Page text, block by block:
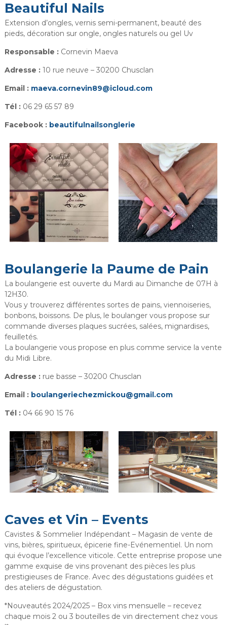
Beautiful Nails
Extension d’ongles, vernis semi-permanent, beauté des
pieds, décoration sur ongle, ongles naturels ou gel Uv
Responsable :Cornevin Maeva
Adresse :10 rue neuve – 30200 Chusclan
Email : maeva.cornevin89@icloud.com
Tél :06 29 65 57 89
Facebook : beautifulnailsonglerie
Boulangerie la Paume de Pain
La boulangerie est ouverte du Mardi au Dimanche de 07H à
12H30.
Vous y trouverez différentes sortes de pains, viennoiseries,
bonbons, boissons. De plus, le boulanger vous propose sur
commande diverses plaques sucrées, salées, mignardises,
feuilletés.
La boulangerie vous propose en plus comme service la vente
du Midi Libre.
Adresse :rue basse – 30200 Chusclan
Email : boulangeriechezmickou@gmail.com
Tél :04 66 90 15 76
Caves et Vin – Events
Cavistes & Sommelier Indépendant – Magasin de vente de
vins, bières, spiritueux, épicerie fine-Evénementiel. Un nom
qui évoque l’excellence viticole. Cette entreprise propose une
gamme exquise de vins provenant des pièces les plus
prestigieuses de France. Avec des dégustations guidées et
des ateliers de dégustation.
*Nouveautés 2024/2025 – Box vins mensuelle – recevez
chaque mois 2 ou 3 bouteilles de vin directement chez vous